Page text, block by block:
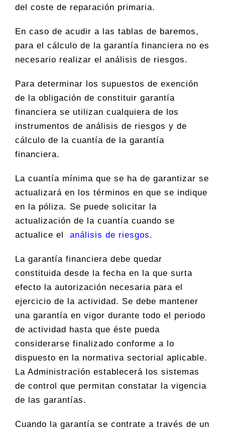
del coste de reparación primaria.
En caso de acudir a las tablas de baremos,
para el cálculo de la garantía financiera no es
necesario realizar el análisis de riesgos.
Para determinar los supuestos de exención
de la obligación de constituir garantía
financiera se utilizan cualquiera de los
instrumentos de análisis de riesgos y de
cálculo de la cuantía de la garantía
financiera.
La cuantía mínima que se ha de garantizar se
actualizará en los términos en que se indique
en la póliza. Se puede solicitar la
actualización de la cuantía cuando se
actualice el análisis de riesgos.
La garantía financiera debe quedar
constituida desde la fecha en la que surta
efecto la autorización necesaria para el
ejercicio de la actividad. Se debe mantener
una garantía en vigor durante todo el periodo
de actividad hasta que éste pueda
considerarse finalizado conforme a lo
dispuesto en la normativa sectorial aplicable.
La Administración establecerá los sistemas
de control que permitan constatar la vigencia
de las garantías.
Cuando la garantía se contrate a través de un